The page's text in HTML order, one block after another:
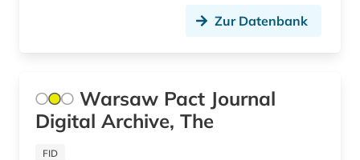
fernerkundung (2)
fernsehsendung (2)
Portugal (1)
Schweden (2)
Zur Datenbank
Warsaw Pact Journal
Digital Archive, The
FID